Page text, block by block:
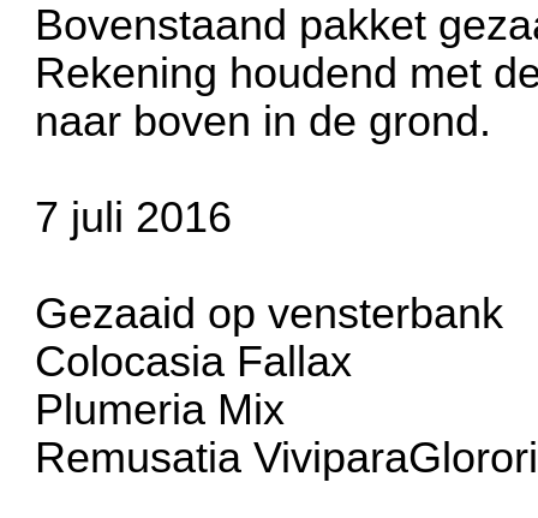
Bovenstaand pakket
Rekening houdend met
naar boven in de grond.
7 juli 2016
Gezaaid op vensterbank
Colocasia Fallax
Plumeria Mix
Remusatia